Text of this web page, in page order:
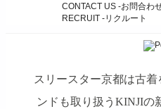
CONTACT US -お問合わ
RECRUIT -リクルート
スリースター京都は古
ンドも取り扱うKINJIの